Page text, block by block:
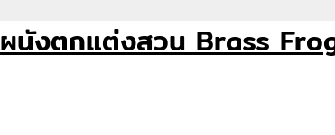
งตกแต่งสวน Brass